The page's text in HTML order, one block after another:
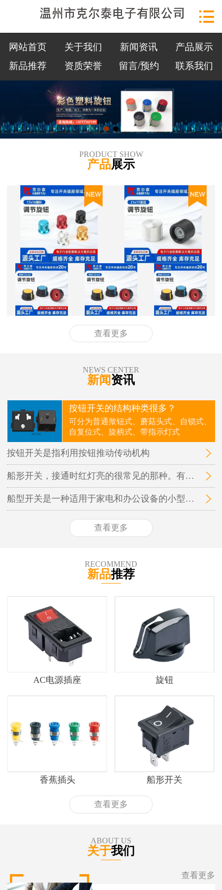
网站首页
新闻资讯
产品展示
新品推荐
资质荣誉
联系我们

网站首页 关于我们 新闻资讯
产品展示
新品推荐
资质荣誉 留言/预约 联系我们
PRODUCT SHOW
产品展示
查看更多
NEWS CENTER
新闻资讯
按钮开关的结构种类很多？
可分为普通揿钮式、蘑菇头式、自锁式、
自复位式、旋柄式、带指示灯式
按钮开关是指利用按钮推动传动机构
船形开关，接通时红灯亮的很常见的那种。有时候关不掉，就是弹不回来，而且经常跳空气开关的故障
船型开关是一种适用于家电和办公设备的小型高容量电源开关
查看更多
RECOMMEND
新品推荐
AC电源插座 旋钮
香蕉插头 船形开关
查看更多
ABOUT US
关于我们
查看更多